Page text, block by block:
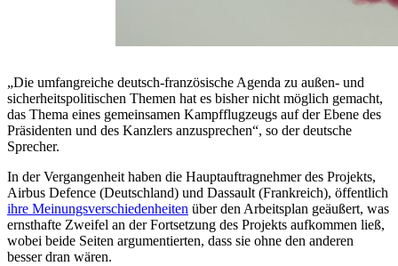
„Die umfangreiche deutsch-französische Agenda zu außen- und
sicherheitspolitischen Themen hat es bisher nicht möglich gemacht,
das Thema eines gemeinsamen Kampfflugzeugs auf der Ebene des
Präsidenten und des Kanzlers anzusprechen“, so der deutsche
Sprecher.
In der Vergangenheit haben die Hauptauftragnehmer des Projekts,
Airbus Defence (Deutschland) und Dassault (Frankreich), öffentlich
ihre Meinungsverschiedenheiten über den Arbeitsplan geäußert, was
ernsthafte Zweifel an der Fortsetzung des Projekts aufkommen ließ,
wobei beide Seiten argumentierten, dass sie ohne den anderen
besser dran wären.